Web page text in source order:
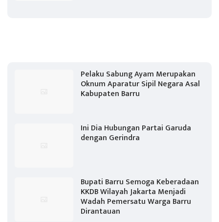
Pelaku Sabung Ayam Merupakan
Oknum Aparatur Sipil Negara Asal
Kabupaten Barru
Ini Dia Hubungan Partai Garuda
dengan Gerindra
Bupati Barru Semoga Keberadaan
KKDB Wilayah Jakarta Menjadi
Wadah Pemersatu Warga Barru
Dirantauan